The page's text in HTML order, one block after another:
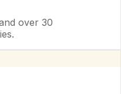
over 30